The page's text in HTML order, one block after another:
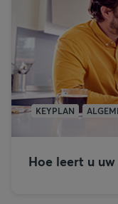
KEYPLAN
Hoe leert u